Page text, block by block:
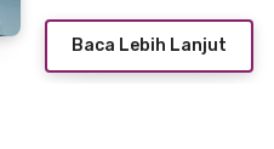
Baca Lebih Lanjut